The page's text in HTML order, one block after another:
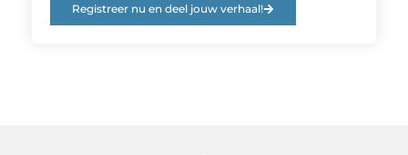
Registreer nu en deel jouw verhaal!